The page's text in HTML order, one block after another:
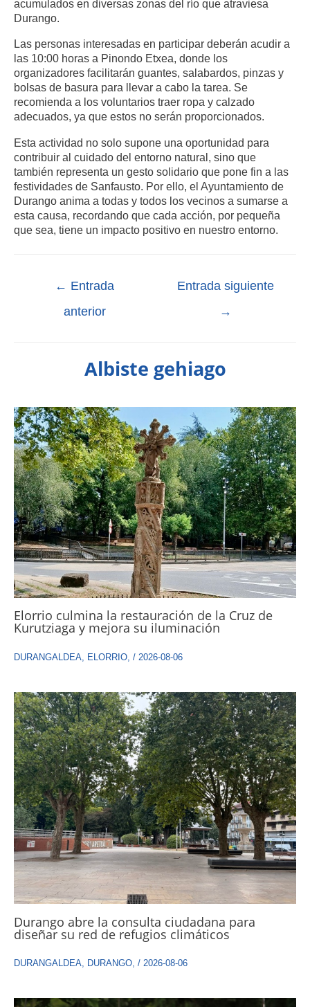
acumulados en diversas zonas del río que atraviesa
Durango.
Las personas interesadas en participar deberán acudir a
las 10:00 horas a Pinondo Etxea, donde los
organizadores facilitarán guantes, salabardos, pinzas y
bolsas de basura para llevar a cabo la tarea. Se
recomienda a los voluntarios traer ropa y calzado
adecuados, ya que estos no serán proporcionados.
Esta actividad no solo supone una oportunidad para
contribuir al cuidado del entorno natural, sino que
también representa un gesto solidario que pone fin a las
festividades de Sanfausto. Por ello, el Ayuntamiento de
Durango anima a todas y todos los vecinos a sumarse a
esta causa, recordando que cada acción, por pequeña
que sea, tiene un impacto positivo en nuestro entorno.
← Entrada
anterior
Entrada siguiente
→
Albiste gehiago
Elorrio culmina la restauración de la Cruz de
Kurutziaga y mejora su iluminación
DURANGALDEA ELORRIO / 2026-08-06
Durango abre la consulta ciudadana para
diseñar su red de refugios climáticos
DURANGALDEA DURANGO / 2026-08-06